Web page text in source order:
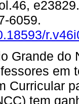
6059.
Grande do
em
Curricular
tem